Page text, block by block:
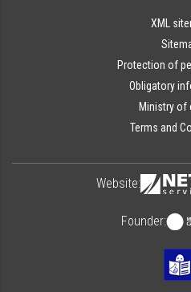
XML
Protection of
Obligatory
Ministry of
Terms and
Website:
Founder: